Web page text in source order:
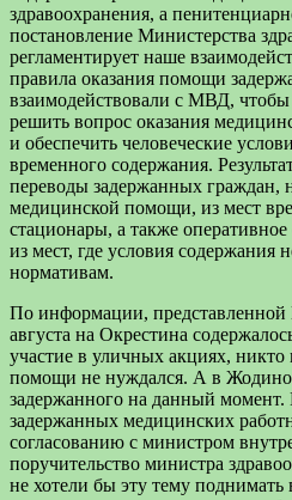
здравоохранения, а
постановление Министерства
регламентирует наше
правила оказания помощи
взаимодействовали с МВД,
решить вопрос оказания
и обеспечить человеческие
временного содержания.
переводы задержанных граждан,
медицинской помощи, из мест
стационары, а также
из мест, где условия содержания
нормативам.
По информации,
августа на Окрестина
участие в уличных акциях,
помощи не нуждался. А в Жодино
задержанного на данный момент.
задержанных медицинских
согласованию с министром
поручительство министра
не хотели бы эту тему поднимать